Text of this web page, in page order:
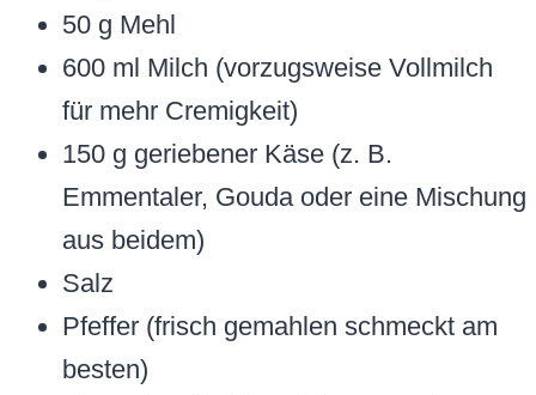
50 g Mehl
600 ml Milch (vorzugsweise Vollmilch
für mehr Cremigkeit)
150 g geriebener Käse (z. B.
Emmentaler, Gouda oder eine Mischung
aus beidem)
Salz
Pfeffer (frisch gemahlen schmeckt am
besten)